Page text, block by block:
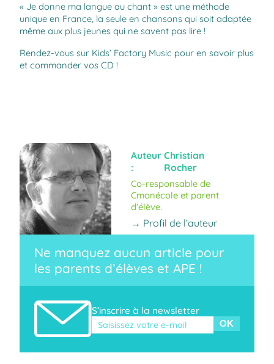
« Je donne ma langue au chant » est une méthode
unique en France, la seule en chansons qui soit adaptée
même aux plus jeunes qui ne savent pas lire !
Rendez-vous sur Kids’ Factory Music pour en savoir plus
et commander vos CD !
Auteur
:
Christian
Rocher
Co-responsable de
Cmonécole et parent
d’élève.
→ Profil de l’auteur
Ne manquez aucun article pour
les parents d’élèves et APE !
S’inscrire à la newsletter
Veuillez laisser ce champ vide.